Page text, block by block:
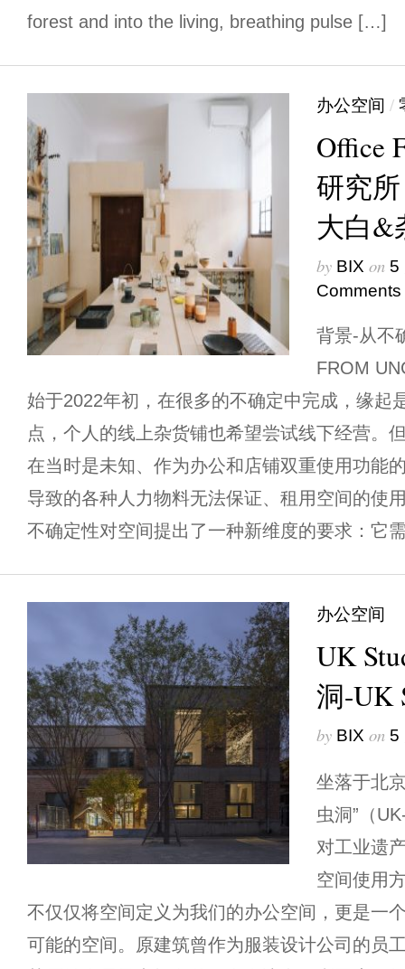
forest and into the living, breathing pulse […]
办公空间 /
Office
研究
大白&
by BIX on 5
Comments
背景-从不
FROM
始于2022年初，在很多的不确定中完成，缘起
点，个人的线上杂货铺也希望尝试线下经营。
在当时是未知、作为办公和店铺双重使用功能
导致的各种人力物料无法保证、租用空间的使
不确定性对空间提出了一种新维度的要求：它
办公空间
UK
洞-UK
by BIX on 5
坐落于北
虫洞”（
对工业遗
空间使用
不仅仅将空间定义为我们的办公空间，更是一
可能的空间。原建筑曾作为服装设计公司的员